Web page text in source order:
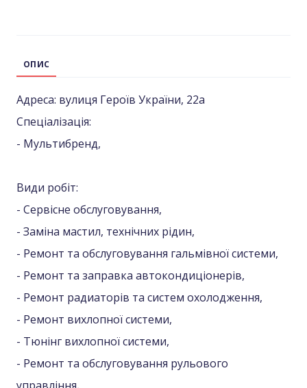
ОПИС
Адреса: вулиця Героїв України, 22а
Спеціалізація:
- Мультибренд,
Види робіт:
- Сервісне обслуговування,
- Заміна мастил, технічних рідин,
- Ремонт та обслуговування гальмівної системи,
- Ремонт та заправка автокондиціонерів,
- Ремонт радиаторів та систем охолодження,
- Ремонт вихлопної системи,
- Тюнінг вихлопної системи,
- Ремонт та обслуговування рульового